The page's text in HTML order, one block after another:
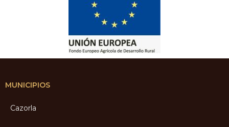
MUNICIPIOS
Cazorla